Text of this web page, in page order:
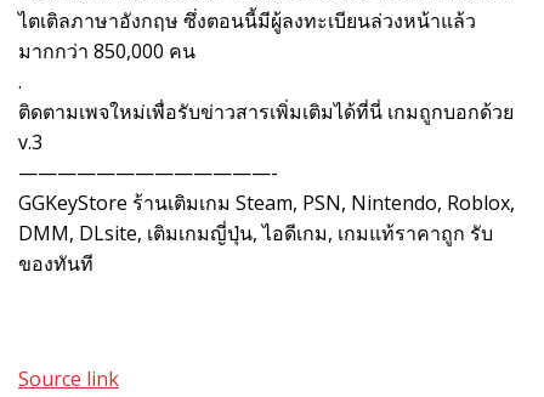
ไตเติลภาษาอังกฤษ ซึ่งตอนนี้มีผู้ลงทะเบียนล่วงหน้าแล้ว
มากกว่า 850,000 คน
.
ติดตามเพจใหม่เพื่อรับข่าวสารเพิ่มเติมได้ที่นี่ เกมถูกบอกด้วย
v.3
—————————————-
GGKeyStore ร้านเติมเกม Steam, PSN, Nintendo, Roblox,
DMM, DLsite, เติมเกมญี่ปุ่น, ไอดีเกม, เกมแท้ราคาถูก รับ
ของทันที
Source link